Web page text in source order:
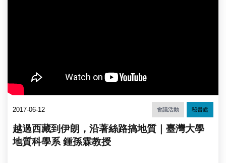
2017-06-12 會議活動 秘書處
越過西藏到伊朗，沿著絲路搞地質｜臺灣大學
地質科學系 鍾孫霖教授